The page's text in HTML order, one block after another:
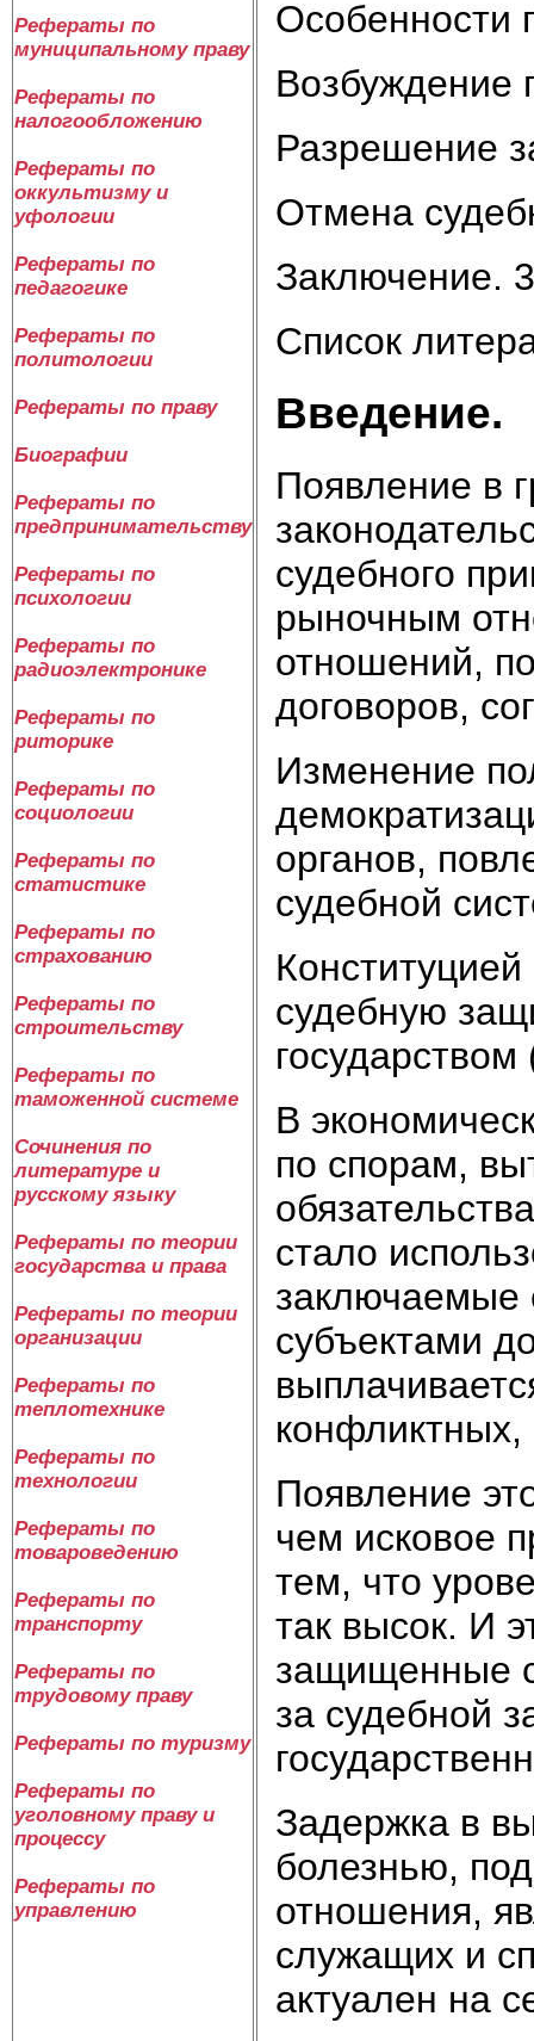
Рефераты по
муниципальному праву
Рефераты по
налогообложению
Рефераты по
оккультизму и
уфологии
Рефераты по
педагогике
Рефераты по
политологии
Рефераты по праву
Биографии
Рефераты по
предпринимательству
Рефераты по
психологии
Рефераты по
радиоэлектронике
Рефераты по
риторике
Рефераты по
социологии
Рефераты по
статистике
Рефераты по
страхованию
Рефераты по
строительству
Рефераты по
таможенной системе
Сочинения по
литературе и
русскому языку
Рефераты по теории
государства и права
Рефераты по теории
организации
Рефераты по
теплотехнике
Рефераты по
технологии
Рефераты по
товароведению
Рефераты по
транспорту
Рефераты по
трудовому праву
Рефераты по туризму
Рефераты по
уголовному праву и
процессу
Рефераты по
управлению
Особенности
Возбуждение
Разрешение
Отмена
Заключение.
Список
Введение.
Появление в
судебного
рыночным
отношений,
договоров,
Изменение
органов,
судебной
судебную
государством
В
по спорам,
стало
заключаемые
субъектами
конфликтных,
Появление
чем исковое
тем, что
так высок. И
защищенные
за судебной
Задержка в
болезнью,
отношения,
служащих и
актуален на